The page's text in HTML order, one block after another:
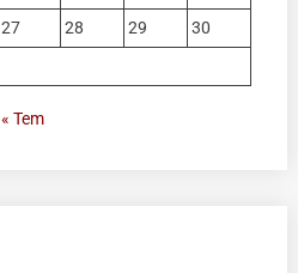
27 28 29
30
« Tem